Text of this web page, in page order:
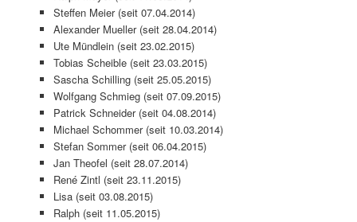
Steffen Meier (seit 07.04.2014)
Alexander Mueller (seit 28.04.2014)
Ute Mündlein (seit 23.02.2015)
Tobias Scheible (seit 23.03.2015)
Sascha Schilling (seit 25.05.2015)
Wolfgang Schmieg (seit 07.09.2015)
Patrick Schneider (seit 04.08.2014)
Michael Schommer (seit 10.03.2014)
Stefan Sommer (seit 06.04.2015)
Jan Theofel (seit 28.07.2014)
René Zintl (seit 23.11.2015)
Lisa (seit 03.08.2015)
Ralph (seit 11.05.2015)